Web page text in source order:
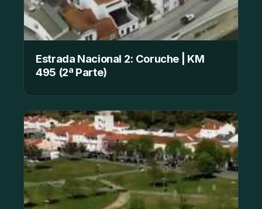
Estrada Nacional 2: Coruche | KM
495 (2ª Parte)